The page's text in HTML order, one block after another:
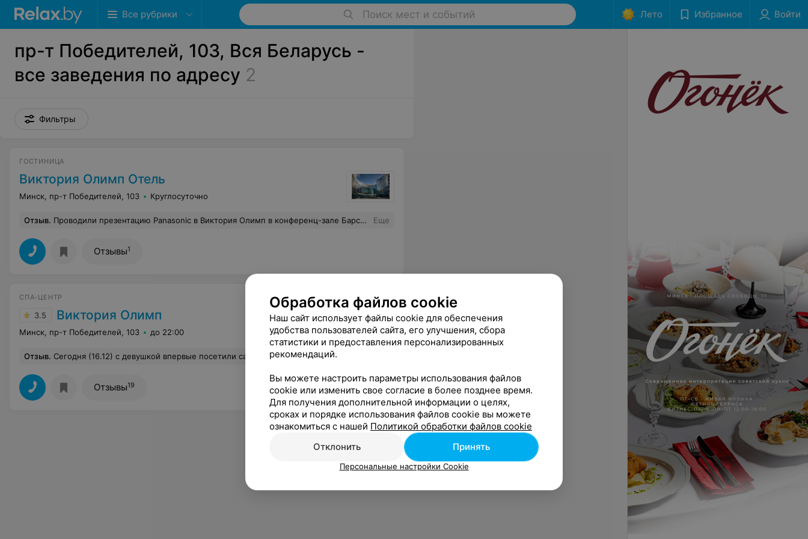
Все рубрики Поиск мест и событий Лето Избранное Войти
пр-т Победителей, 103, Вся Беларусь -
все заведения по адресу 2
Фильтры
ГОСТИНИЦА
Виктория Олимп Отель
Минск, пр-т Победителей, 103 Круглосуточно
Отзыв. Проводили презентацию Panasonic в Виктория Олимп в конференц-зале Барселона, декабрь 2015 года. Все прошло замечательно и на высоком уровне. Зал очень понравился, современное оборудование.Хотим поблагодарить команду сотрудников за хорошую и четкую работу. Отдельное спасибо хотим выразить Оксане Ковалевой профессионалу с большой буквы, с ней все вопросы решались быстро и легко. А так же хотим отметить прекрасную работу банкетной службы и отдельно Анны Пунтик. Всем большое спасибо, с Вами было очень приятно и легко работать, будем Вас рекомендовать нашим партнерам и клиентам. Еще
Отзывы1
СПА-ЦЕНТР
3.5 Виктория Олимп
Минск, пр-т Победителей, 103 до 22:00
Отзыв. Сегодня (16.12) с девушкой впервые посетили сауну Спа-Центра Олимпа. Несмотря на то, что мы довольно часто ходим в сауну, но такого ещё не видели! Спа-Центр Олимпа реально удивил. Во-первых, кристальная чистота кругом.Во-вторых, очень оригинальный хамам (температурный режим, конструкция лежаков, а небо вообще хотелось сфоткать, но боялись за телефон) И в-третьих - персонал! Огромное спасибо администратору Дарье - всё рассказала, показала, объяснила как пользоваться гидромассажем в бассейне т.д. А также горничным! Чистоте реально поразились. И, кстати, про бассейн - он тёплый, то что нужно, а купель - холодная - как и должно быть!).В общем: сервис, персонал, оснащение и общее впечатление - реально на высоком уровне! Держат марку!
Отзывы19
Обработка файлов cookie
Наш сайт использует файлы cookie для обеспечения
удобства пользователей сайта, его улучшения, сбора
статистики и предоставления персонализированных
рекомендаций.
Вы можете настроить параметры использования файлов
cookie или изменить свое согласие в более позднее время.
Для получения дополнительной информации о целях,
сроках и порядке использования файлов cookie вы можете
ознакомиться с нашей Политикой обработки файлов cookie
Отклонить
Принять
Персональные настройки Cookie